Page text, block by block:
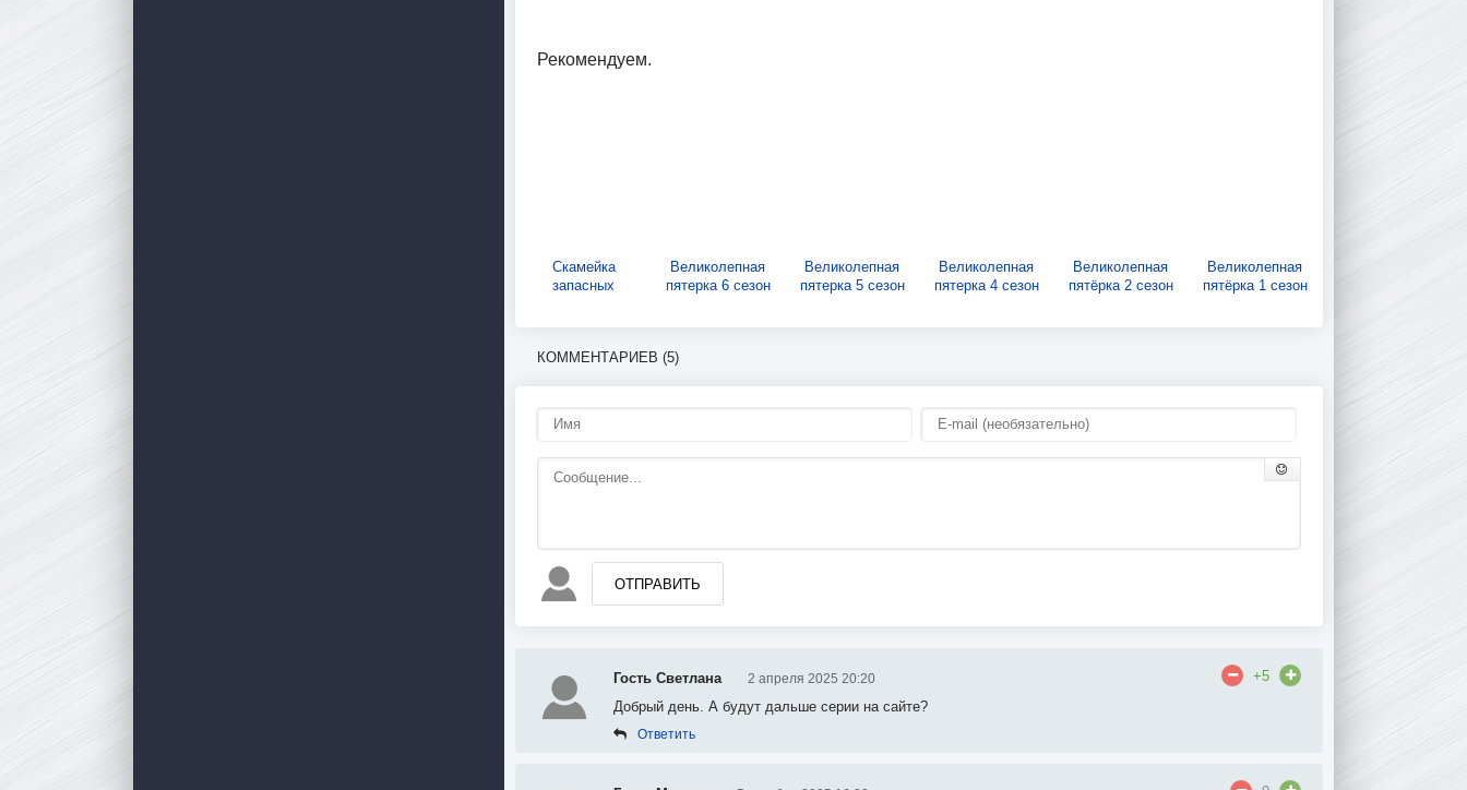
Рекомендуем.
Скамейка
запасных
Великолепная
пятерка 6 сезон
Великолепная
пятерка 5 сезон
Великолепная
пятерка 4 сезон
Великолепная
пятёрка 2 сезон
Великолепная
пятёрка 1 сезон
КОММЕНТАРИЕВ (5)
ОТПРАВИТЬ
Гость Светлана 2 апреля 2025 20:20
+5
Добрый день. А будут дальше серии на сайте?
Ответить